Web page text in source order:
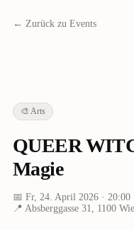
← Zurück zu Events
🎨 Arts
QUEER
Magie
📅 Fr, 24. April 2026· 20:00
📍 Absberggasse 31, 1100